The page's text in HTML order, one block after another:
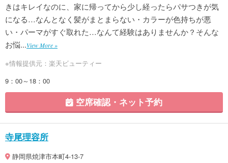
きはキレイなのに、家に帰ってから少し経ったらパサつきが気
になる…なんとなく髪がまとまらない・カラーが色持ちが悪
い・パーマがすぐ取れた…なんて経験はありませんか？そんな
お悩...View More »
※情報提供元：楽天ビューティー
9：00～18：00
空席確認・ネット予約
寺尾理容所
静岡県焼津市本町4-13-7